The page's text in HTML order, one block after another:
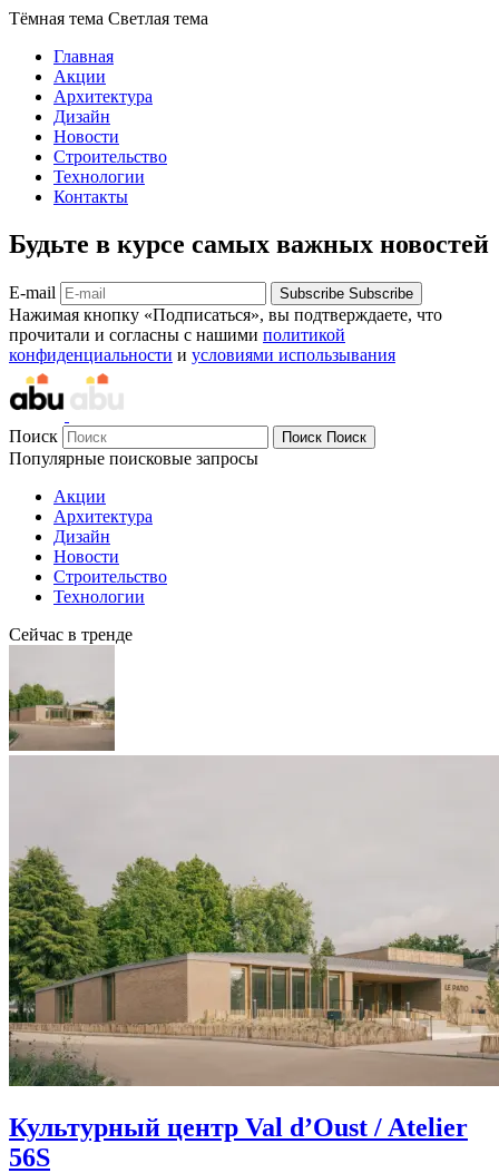
Тёмная тема Светлая тема
Главная
Акции
Архитектура
Дизайн
Новости
Строительство
Технологии
Контакты
Будьте в курсе самых важных новостей
E-mail Subscribe Subscribe
Нажимая кнопку «Подписаться», вы подтверждаете, что
прочитали и согласны с нашими политикой
конфиденциальности и условиями использывания
Поиск Поиск Поиск
Популярные поисковые запросы
Акции
Архитектура
Дизайн
Новости
Строительство
Технологии
Сейчас в тренде
Культурный центр Val d’Oust / Atelier
56S